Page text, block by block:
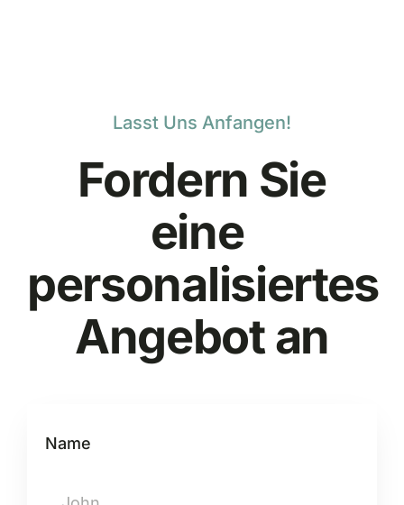
Lasst Uns Anfangen!
Fordern Sie
eine
personalisiertes
Angebot an
Name